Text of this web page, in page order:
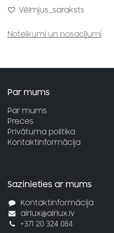
Vēlmjus_saraksts
Noteikumi un nosacījumi
Par mums
Par mums
Preces
Privātuma politika
Kontaktinformācija
Sazinieties ar mums
Kontaktinformācija
airlux@airlux.lv
+371 20 324 084